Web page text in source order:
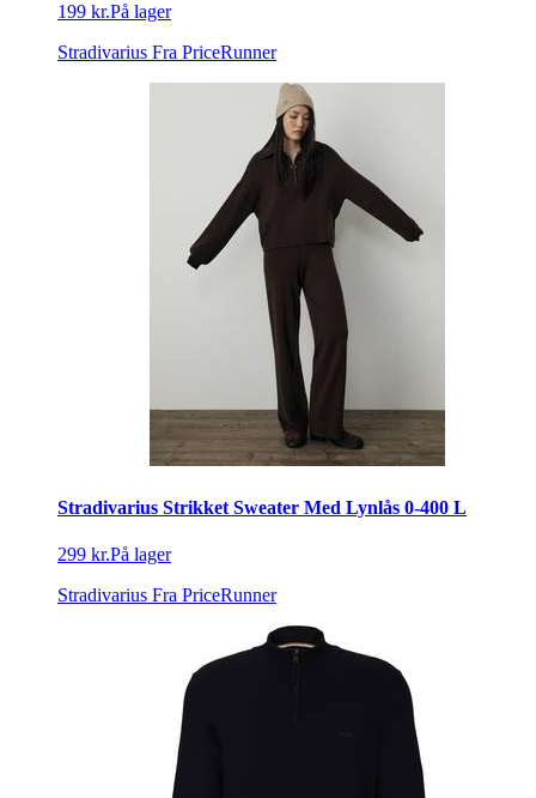
199 kr.På lager
Stradivarius Fra PriceRunner
Stradivarius Strikket Sweater Med Lynlås 0-400 L
299 kr.På lager
Stradivarius Fra PriceRunner